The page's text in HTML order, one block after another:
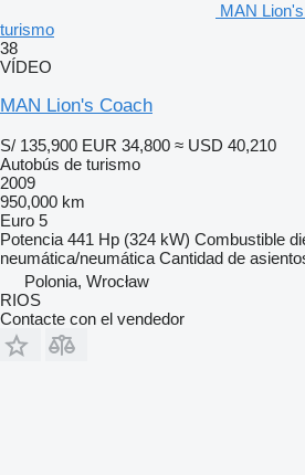
MAN
turismo
38
VÍDEO
MAN Lion's Coach
S/ 135,900 EUR 34,800 ≈ USD 40,210
Autobús de turismo
2009
950,000 km
Euro 5
Potencia 441 Hp (324 kW) Combustible
neumática/neumática Cantidad de
Polonia, Wrocław
RIOS
Contacte con el vendedor